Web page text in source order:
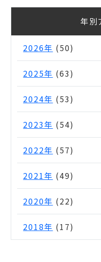
年別
2026年 (50)
2025年 (63)
2024年 (53)
2023年 (54)
2022年 (57)
2021年 (49)
2020年 (22)
2018年 (17)